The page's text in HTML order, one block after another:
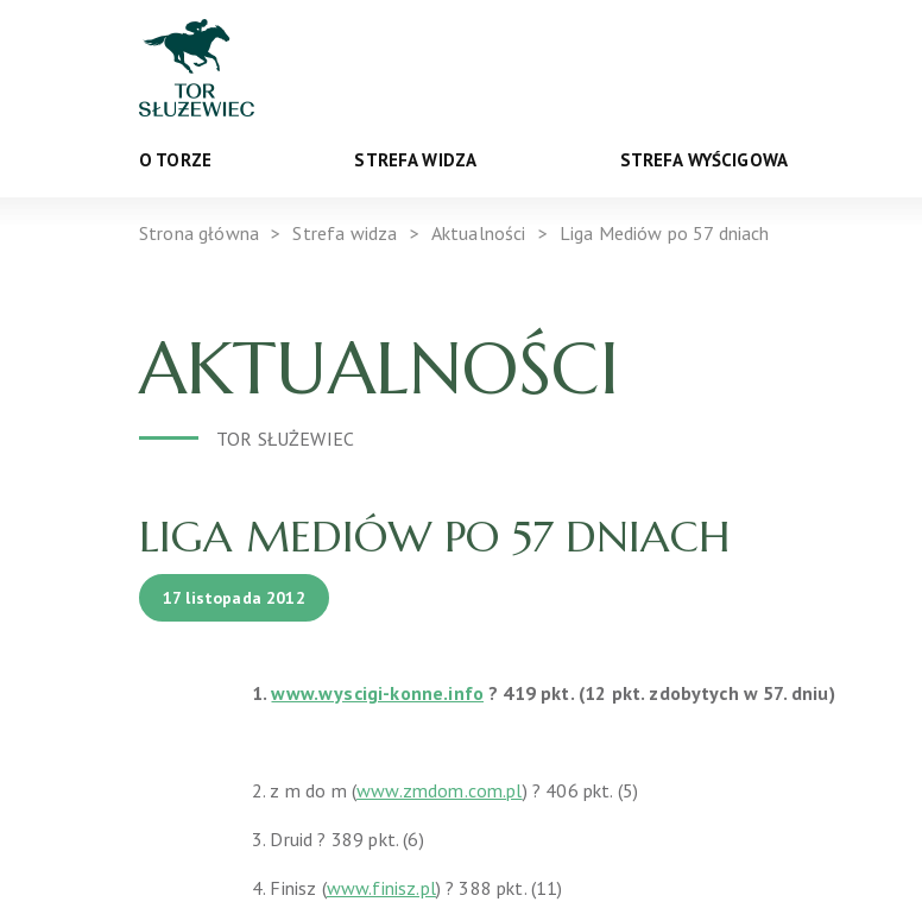
O TORZE STREFA WIDZA STREFA WYŚCIGOWA
Strona główna Strefa widza Aktualności Liga Mediów po 57 dniach
AKTUALNOŚCI
TOR SŁUŻEWIEC
LIGA MEDIÓW PO 57 DNIACH
17 listopada 2012
1.www.wyscigi-konne.info ? 419 pkt. (12 pkt. zdobytych w 57. dniu)
2. z m do m (www.zmdom.com.pl) ? 406 pkt. (5)
3. Druid ? 389 pkt. (6)
4. Finisz (www.finisz.pl) ? 388 pkt. (11)